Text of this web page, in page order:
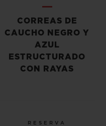
CORREAS DE
CAUCHO NEGRO Y
AZUL
ESTRUCTURADO
CON RAYAS
RESERVA